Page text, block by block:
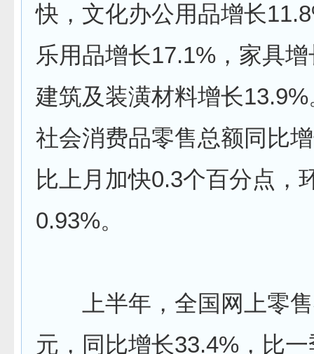
快，文化办公用品增长
乐用品增长17.1%，家具
建筑及装潢材料增长
社会消费品零售总额同比
比上月加快0.3个百分点，
0.93%。
上半年，全国网上零售
元，同比增长33.4%，比